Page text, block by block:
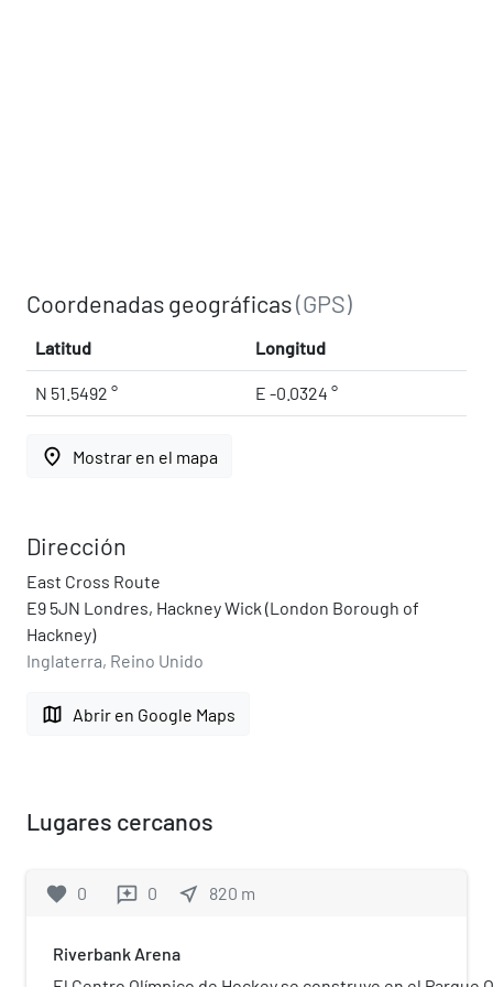
Coordenadas geográficas(GPS)
Latitud Longitud
N 51.5492 ° E -0.0324 °
place Mostrar en el mapa
Dirección
East Cross Route
E9 5JN Londres, Hackney Wick (London Borough of
Hackney)
Inglaterra, Reino Unido
map Abrir en Google Maps
Lugares cercanos
favorite 0 reviews 0 near_me 820 m
Riverbank Arena